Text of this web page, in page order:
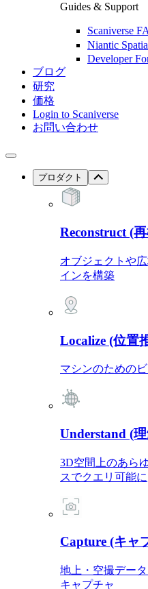
Guides & Support
Scaniverse
Niantic
Developer
ブログ
研究
価格
Login to Scaniverse
お問い合わせ
プロダクト
Reconstruct (
オブジェクトや
インを構築
Localize (位置
マシンのための
Understand (
3D空間上のあら
スでクエリ可能に
Capture (キャ
地上・空撮デー
キャプチャ